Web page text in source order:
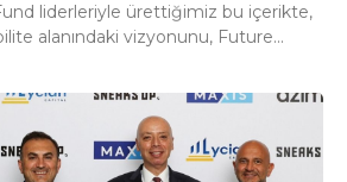
liderleriyle ürettiğimiz bu içerikte,
alanındaki vizyonunu, Future...